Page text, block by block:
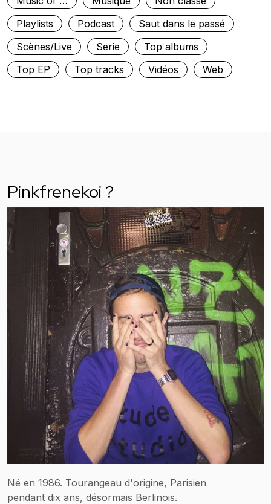
Playlists
Podcast
Saut dans le passé
Scènes/Live
Serie
Top albums
Top EP
Top tracks Vidéos Web
Pinkfrenekoi ?
Né en 1986. Tourangeau d'origine, Parisien
pendant dix ans, désormais Berlinois.